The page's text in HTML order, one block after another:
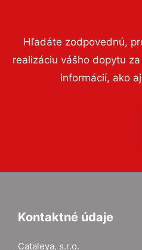
Hľadáte zodpovednú,
realizáciu vášho dopytu
informácií, ako aj
Kontaktné údaje
Cataleya, s.r.o.